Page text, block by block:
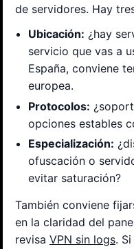
de servidores. Hay
Ubicación: ¿hay
servicio que vas a
España, conviene
europea.
Protocolos:
opciones estables
Especialización:
ofuscación o
evitar saturación?
También conviene
en la claridad del
revisa VPN sin logs.